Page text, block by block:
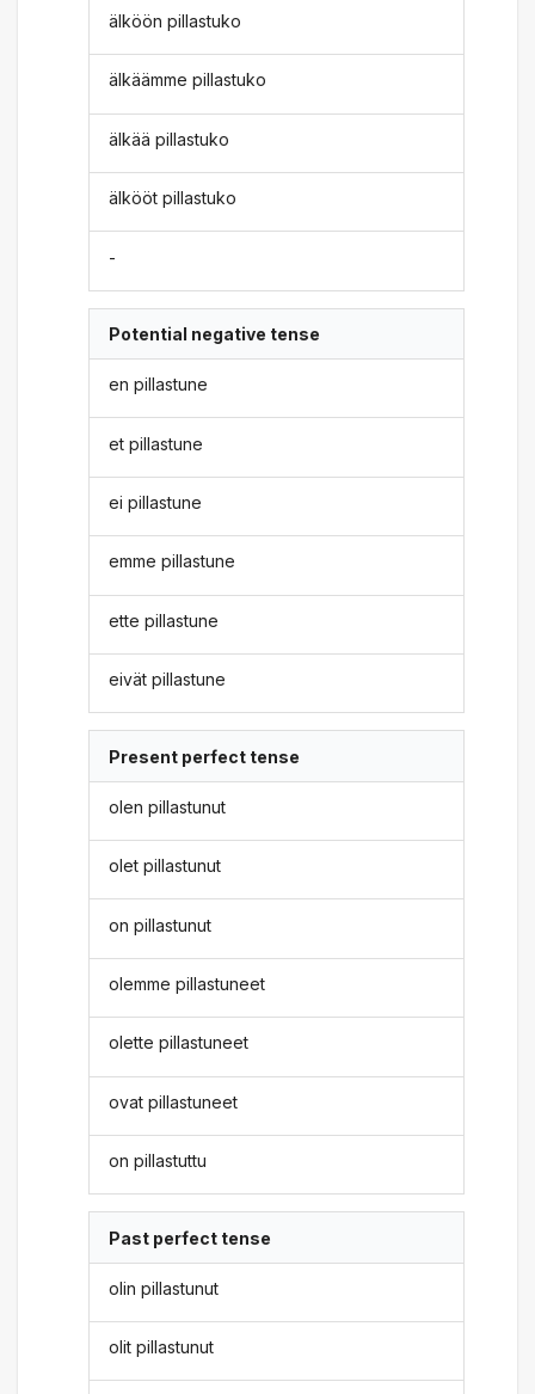
älköön pillastuko
älkäämme pillastuko
älkää pillastuko
älkööt pillastuko
-
Potential negative tense
en pillastune
et pillastune
ei pillastune
emme pillastune
ette pillastune
eivät pillastune
Present perfect tense
olen pillastunut
olet pillastunut
on pillastunut
olemme pillastuneet
olette pillastuneet
ovat pillastuneet
on pillastuttu
Past perfect tense
olin pillastunut
olit pillastunut